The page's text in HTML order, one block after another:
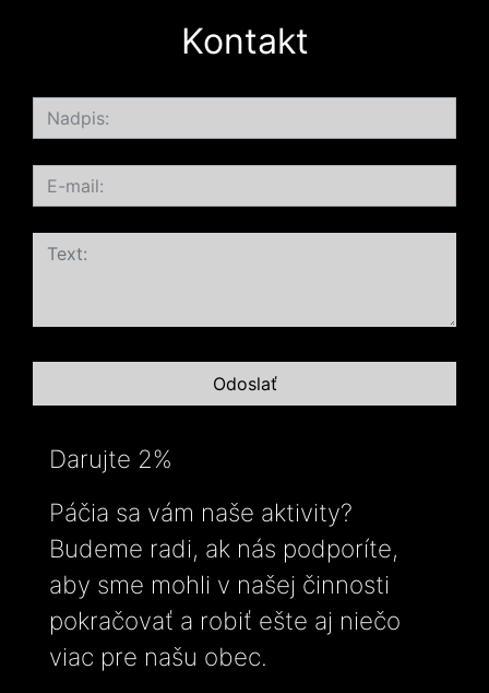
Kontakt
Darujte 2%
Páčia sa vám naše aktivity?
Budeme radi, ak nás podporíte,
aby sme mohli v našej činnosti
pokračovať a robiť ešte aj niečo
viac pre našu obec.